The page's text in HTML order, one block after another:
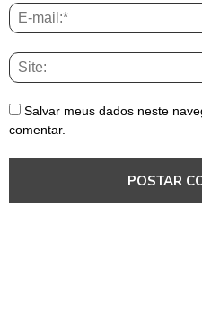
Salvar meus dados neste
comentar.